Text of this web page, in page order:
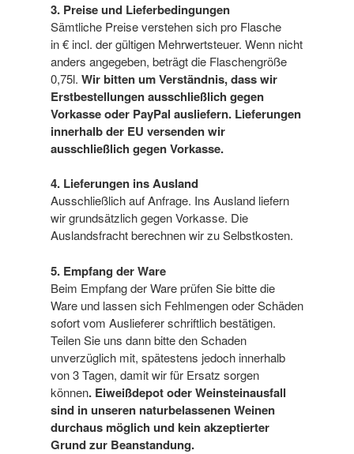
3. Preise und Lieferbedingungen
Sämtliche Preise verstehen sich pro Flasche
in € incl. der gültigen Mehrwertsteuer. Wenn nicht
anders angegeben, beträgt die Flaschengröße
0,75l. Wir bitten um Verständnis, dass wir
Erstbestellungen ausschließlich gegen
Vorkasse oder PayPal ausliefern. Lieferungen
innerhalb der EU versenden wir
ausschließlich gegen Vorkasse.
4. Lieferungen ins Ausland
Ausschließlich auf Anfrage. Ins Ausland liefern
wir grundsätzlich gegen Vorkasse. Die
Auslandsfracht berechnen wir zu Selbstkosten.
5. Empfang der Ware
Beim Empfang der Ware prüfen Sie bitte die
Ware und lassen sich Fehlmengen oder Schäden
sofort vom Auslieferer schriftlich bestätigen.
Teilen Sie uns dann bitte den Schaden
unverzüglich mit, spätestens jedoch innerhalb
von 3 Tagen, damit wir für Ersatz sorgen
können. Eiweißdepot oder Weinsteinausfall
sind in unseren naturbelassenen Weinen
durchaus möglich und kein akzeptierter
Grund zur Beanstandung.